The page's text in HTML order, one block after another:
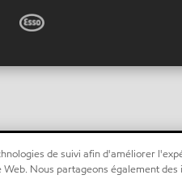
de suivi afin d'améliorer
Nous partageons également